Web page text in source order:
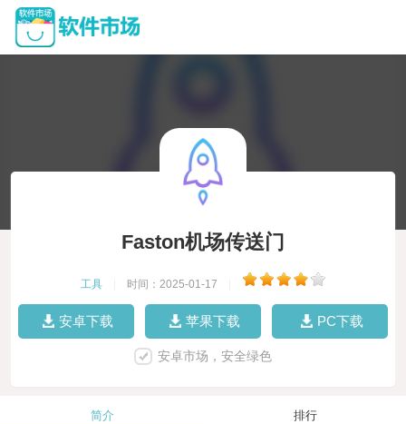
Faston机场传送门
工具 时间：2025-01-17
安卓下载 苹果下载 PC下载
安卓市场，安全绿色
简介 排行